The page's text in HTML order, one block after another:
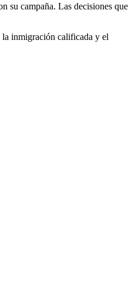
su campaña. Las decisiones que
la inmigración calificada y el